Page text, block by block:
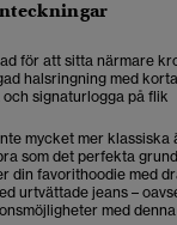
för att sitta närmare
halsringning med
signaturlogga på flik
mycket mer
som det perfekta
din favorithoodie med
urtvättade jeans –
med